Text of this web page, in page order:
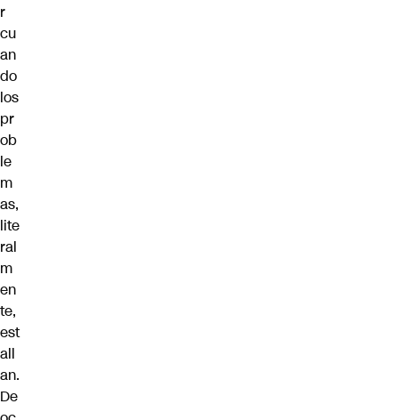
r
cu
an
do
los
pr
ob
le
m
as,
lite
ral
m
en
te,
est
all
an.
De